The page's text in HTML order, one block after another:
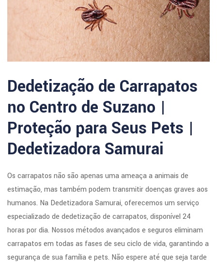
Dedetização de Carrapatos
no Centro de Suzano |
Proteção para Seus Pets |
Dedetizadora Samurai
Os carrapatos não são apenas uma ameaça a animais de
estimação, mas também podem transmitir doenças graves aos
humanos. Na Dedetizadora Samurai, oferecemos um serviço
especializado de dedetização de carrapatos, disponível 24
horas por dia. Nossos métodos avançados e seguros eliminam
carrapatos em todas as fases de seu ciclo de vida, garantindo a
segurança de sua família e pets. Não espere até que seja tarde